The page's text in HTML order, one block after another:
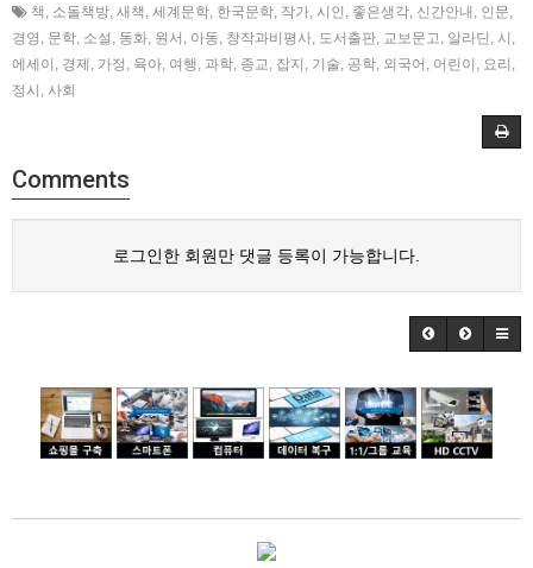
책 , 소돌책방, 새책 , 세계문학, 한국문학, 작가, 시인 , 좋은생각, 신간안내 , 인문,
경영 , 문학, 소설 , 동화, 원서 , 아동, 창작과비평사, 도서출판, 교보문고, 알라딘 , 시 ,
에세이 , 경제 , 가정 , 육아, 여행, 과학, 종교, 잡지 , 기술, 공학, 외국어 , 어린이 , 요리 ,
정시 , 사회
Comments
로그인한 회원만 댓글 등록이 가능합니다.